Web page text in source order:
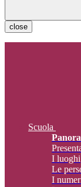
close
Scuola
I luoghi
Le
I